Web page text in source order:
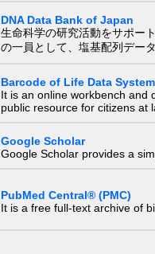
DNA Data Bank of Japan
生命科学の研究活動をサポー
の一員として、塩基配列デー
Barcode of Life Data
It is an online workbench and
public resource for citizens at
Google Scholar
Google Scholar provides a
PubMed Central® (PMC)
It is a free full-text archive of